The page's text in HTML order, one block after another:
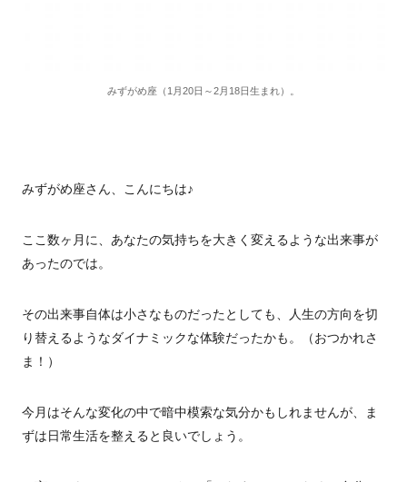
みずがめ座（1月20日～2月18日生まれ）。
みずがめ座さん、こんにちは♪
ここ数ヶ月に、あなたの気持ちを大きく変えるような出来事が
あったのでは。
その出来事自体は小さなものだったとしても、人生の方向を切
り替えるようなダイナミックな体験だったかも。（おつかれさ
ま！）
今月はそんな変化の中で暗中模索な気分かもしれませんが、ま
ずは日常生活を整えると良いでしょう。